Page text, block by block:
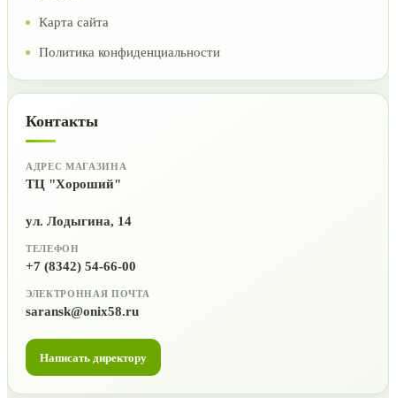
Карта сайта
Политика конфиденциальности
Контакты
АДРЕС МАГАЗИНА
ТЦ "Хороший"
ул. Лодыгина, 14
ТЕЛЕФОН
+7 (8342) 54-66-00
ЭЛЕКТРОННАЯ ПОЧТА
saransk@onix58.ru
Написать директору